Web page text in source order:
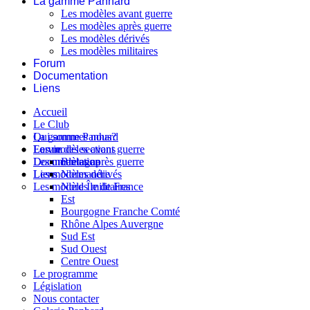
Les modèles avant guerre
Les modèles après guerre
Les modèles dérivés
Les modèles militaires
Forum
Documentation
Liens
Accueil
Le Club
Qui sommes nous?
La vie des sections
Bretagne
Normandie
Nord Île de France
Est
Bourgogne Franche Comté
Rhône Alpes Auvergne
Sud Est
Sud Ouest
Centre Ouest
Le programme
Législation
Nous contacter
La gamme Panhard
Les modèles avant guerre
Les modèles après guerre
Les modèles dérivés
Les modèles militaires
Forum
Documentation
Liens